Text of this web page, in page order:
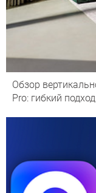
Обзор
Pro: гибкий